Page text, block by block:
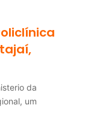
da
um